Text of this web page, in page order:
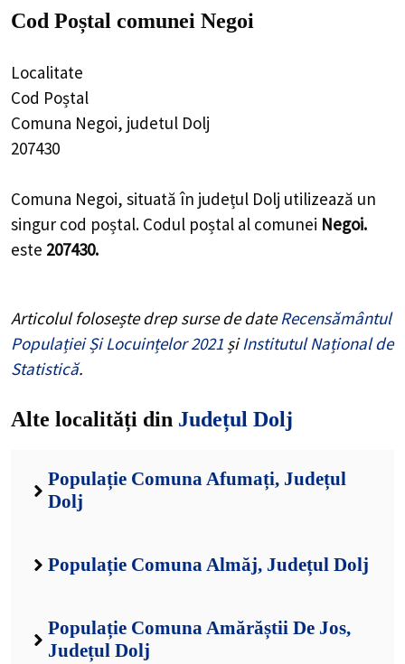
Cod Poștal comunei Negoi
Localitate
Cod Poștal
Comuna Negoi, judetul Dolj
207430
Comuna Negoi, situată în județul Dolj utilizează un
singur cod poștal. Codul poștal al comunei Negoi.
este 207430.
Articolul folosește drep surse de dateRecensământul
Populației Și Locuințelor 2021 șiInstitutul Național de
Statistică.
Alte localități din Județul Dolj
Populație Comuna Afumați, Județul
Dolj
Populație Comuna Almăj, Județul Dolj
Populație Comuna Amărăștii De Jos,
Județul Dolj